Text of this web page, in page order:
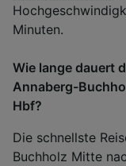
Minuten.
Wie lange dauert
Annaberg-
Hbf?
Die schnellste
Buchholz Mitte